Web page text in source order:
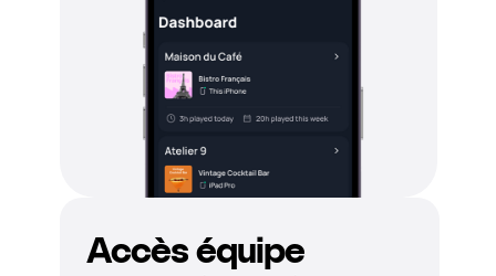
Accès équipe